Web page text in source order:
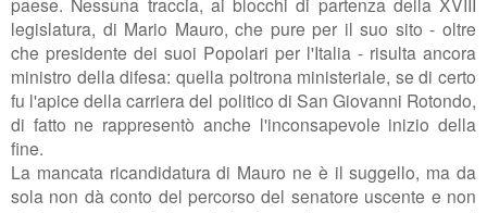
legislatura, di Mario Mauro, che pure per il suo sito - oltre
che presidente dei suoi Popolari per l'Italia - risulta ancora
ministro della difesa: quella poltrona ministeriale, se di certo
fu l'apice della carriera del politico di San Giovanni Rotondo,
di fatto ne rappresentò anche l'inconsapevole inizio della
fine.
La mancata ricandidatura di Mauro ne è il suggello, ma da
sola non dà conto del percorso del senatore uscente e non